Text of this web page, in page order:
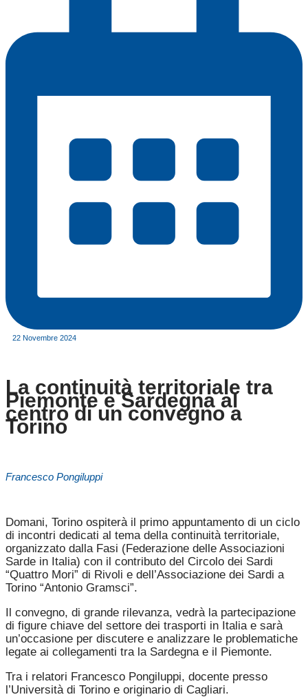
22 Novembre 2024
La continuità territoriale tra
Piemonte e Sardegna al
centro di un convegno a
Torino
Francesco Pongiluppi
Domani, Torino ospiterà il primo appuntamento di un ciclo
di incontri dedicati al tema della continuità territoriale,
organizzato dalla Fasi (Federazione delle Associazioni
Sarde in Italia) con il contributo del Circolo dei Sardi
“Quattro Mori” di Rivoli e dell’Associazione dei Sardi a
Torino “Antonio Gramsci”.
Il convegno, di grande rilevanza, vedrà la partecipazione
di figure chiave del settore dei trasporti in Italia e sarà
un’occasione per discutere e analizzare le problematiche
legate ai collegamenti tra la Sardegna e il Piemonte.
Tra i relatori Francesco Pongiluppi, docente presso
l’Università di Torino e originario di Cagliari.